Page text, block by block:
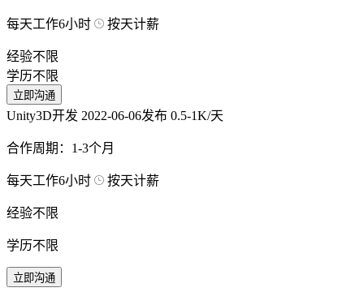
每天工作6小时 按天计薪
经验不限
学历不限
立即沟通
Unity3D开发 2022-06-06发布 0.5-1K/天
合作周期：1-3个月
每天工作6小时 按天计薪
经验不限
学历不限
立即沟通